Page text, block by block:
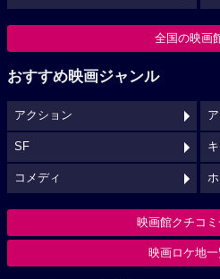
全国の映画
おすすめ映画ジャンル
アクション
SF
コメディ
映画館クチコ
映画ロケ地